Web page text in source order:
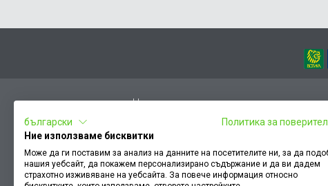
Начало
Оплакване / похвала
български
Политика за
Ние използваме бисквитки
Може да ги поставим за анализ на данните на посетителите ни, за да
нашия уебсайт, да покажем персонализирано съдържание и да ви дадем
страхотно изживяване на уебсайта. За повече информация относно